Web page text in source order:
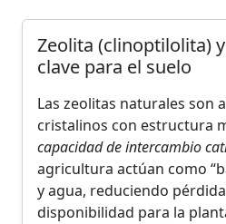
Zeolita (clinoptilolita)
clave para el suelo
Las zeolitas naturales son
cristalinos con estructura
capacidad de intercambio
agricultura actúan como
y agua, reduciendo
disponibilidad para la